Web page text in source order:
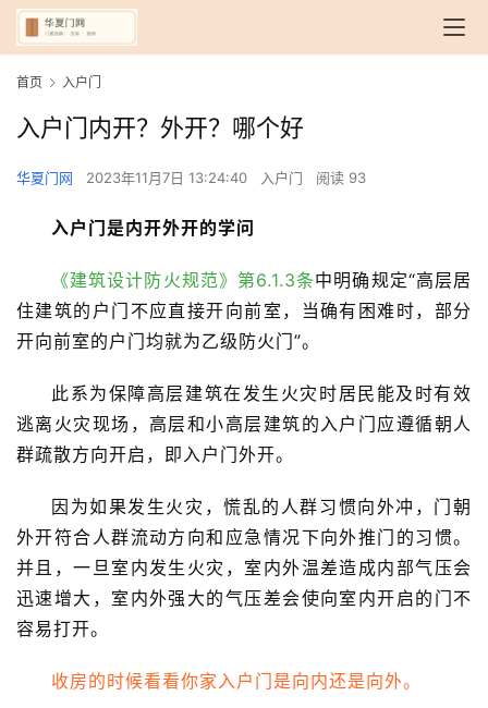
首页 入户门
入户门内开？外开？哪个好
华夏门网 2023年11月7日 13:24:40 入户门 阅读 93
入户门是内开外开的学问
《建筑设计防火规范》第6.1.3条中明确规定“高层居
住建筑的户门不应直接开向前室，当确有困难时，部分
开向前室的户门均就为乙级防火门”。
此系为保障高层建筑在发生火灾时居民能及时有效
逃离火灾现场，高层和小高层建筑的入户门应遵循朝人
群疏散方向开启，即入户门外开。
因为如果发生火灾，慌乱的人群习惯向外冲，门朝
外开符合人群流动方向和应急情况下向外推门的习惯。
并且，一旦室内发生火灾，室内外温差造成内部气压会
迅速增大，室内外强大的气压差会使向室内开启的门不
容易打开。
收房的时候看看你家入户门是向内还是向外。